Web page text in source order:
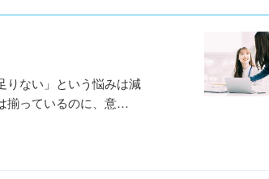
りない」という悩みは減
揃っているのに、意…